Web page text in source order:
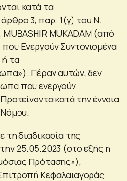
κατά τα
3, παρ. 1(γ) του Ν.
MUKADAM (από
Ενεργούν Συντονισμένα
ή τα
Πέραν αυτών, δεν
που ενεργούν
κατά την έννοια
τη διαδικασία της
25.05.2023 (στο εξής η
Πρότασης»),
Κεφαλαιαγοράς